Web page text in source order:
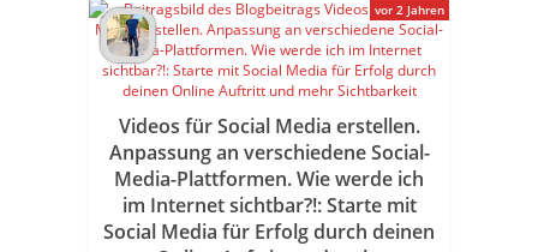
Videos für Social Media erstellen.
Anpassung an verschiedene Social-
Media-Plattformen. Wie werde ich
im Internet sichtbar?!: Starte mit
Social Media für Erfolg durch deinen
vor 2 Jahren